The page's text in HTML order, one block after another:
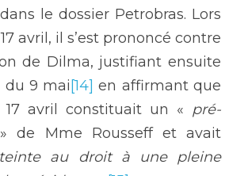
le dossier Petrobras. Lors
avril, il s’est prononcé contre
de Dilma, justifiant ensuite
du 9 mai [14] en affirmant que
avril constituait un « pré-
» de Mme Rousseff et avait
au droit à une pleine